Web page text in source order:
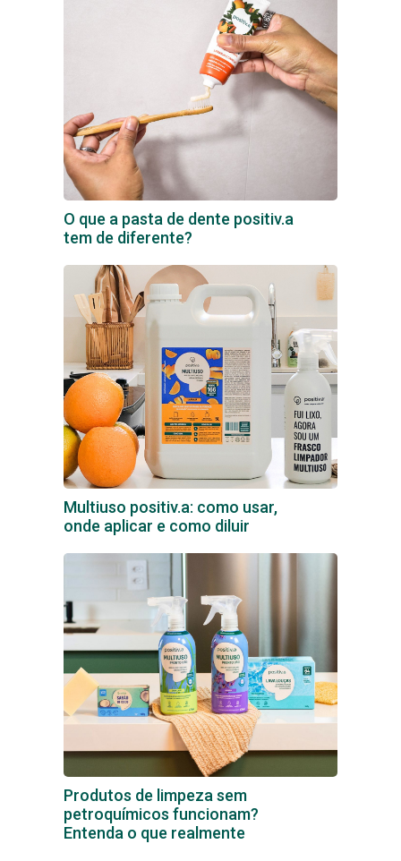
O que a pasta de dente positiv.a
tem de diferente?
Multiuso positiv.a: como usar,
onde aplicar e como diluir
Produtos de limpeza sem
petroquímicos funcionam?
Entenda o que realmente